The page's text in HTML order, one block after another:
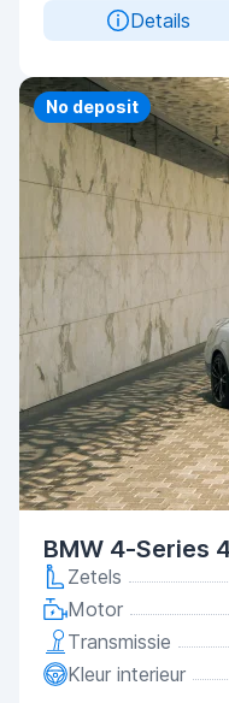
Details
No deposit
BMW 4-Series
Zetels
Motor
Transmissie
Kleur interieur